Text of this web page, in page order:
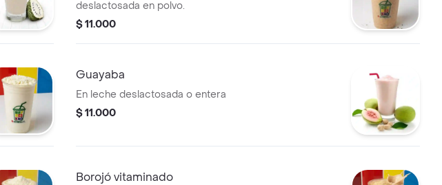
deslactosada en polvo.
$ 11.000
Guayaba
En leche deslactosada o entera
$ 11.000
Borojó vitaminado